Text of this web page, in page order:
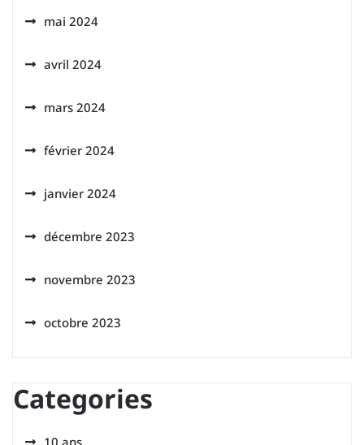
mai 2024
avril 2024
mars 2024
février 2024
janvier 2024
décembre 2023
novembre 2023
octobre 2023
Categories
10 ans